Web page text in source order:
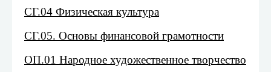
СГ.04 Физическая культура
СГ.05. Основы финансовой грамотности
ОП.01 Народное художественное творчество